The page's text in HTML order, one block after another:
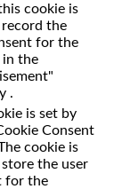
cookie is
the
for the
in the
.
is set by
Consent
cookie is
the user
for the